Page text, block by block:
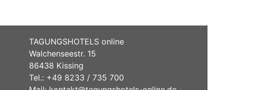
TAGUNGSHOTELS online
Walchenseestr. 15
86438 Kissing
Tel.: +49 8233 / 735 700